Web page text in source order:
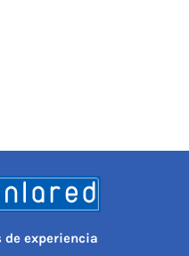
de experiencia